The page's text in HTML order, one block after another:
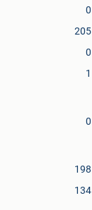
0
205
0
1
0
198
134